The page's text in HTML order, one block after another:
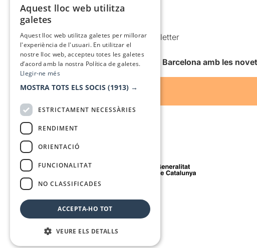
Política de cookies
Condicions d’ús
Comunicacions comercials i Newsletter
Anuncia’t
Vull rebre la newsletter de Teatre Barcelona amb les
Amb el suport de
Mitjà de comunicació associat a
Aquest lloc web utilitza
galetes
Aquest lloc web utilitza galetes per millorar
l'experiència de l'usuari. En utilitzar el
nostre lloc web, accepteu totes les galetes
d’acord amb la nostra Política de galetes.
Llegir-ne més
MOSTRA TOTS ELS SOCIS (1913) →
ESTRICTAMENT NECESSÀRIES
RENDIMENT
ORIENTACIÓ
FUNCIONALITAT
NO CLASSIFICADES
ACCEPTA-HO TOT
VEURE ELS DETALLS